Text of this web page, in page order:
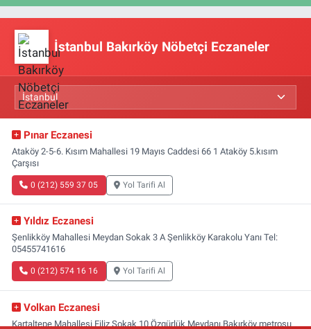
İstanbul Bakırköy Nöbetçi Eczaneler
Pınar Eczanesi
Ataköy 2-5-6. Kısım Mahallesi 19 Mayıs Caddesi 66 1 Ataköy 5.kısım
Çarşısı
0 (212) 559 37 05 Yol Tarifi Al
Yıldız Eczanesi
Şenlikköy Mahallesi Meydan Sokak 3 A Şenlikköy Karakolu Yanı Tel:
05455741616
0 (212) 574 16 16 Yol Tarifi Al
Volkan Eczanesi
Kartaltepe Mahallesi Filiz Sokak 10 Özgürlük Meydanı,Bakırköy metrosu